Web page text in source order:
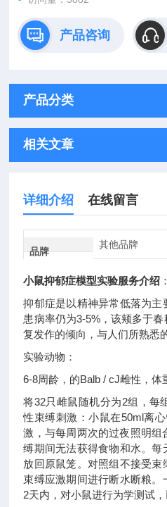
产品咨询
产品分类
相关文章
详细介绍 在线留言
品牌
其他品牌
小鼠抑郁症模型实验服务介绍 ：
抑郁症是以精神异常低落为主
患病率仍为3-5%，该颊多于
复发作的倾向，与人们所熟悉
实验动物：
6-8周龄，的Balb / cJ雌性，体
将32只雌鼠随机分为2组，每
性束缚刺激：小鼠在50ml离
激，与每周两次的过夜照明组
缚期间无法获得食物和水。
放回原鼠笼。对照组不接受
束缚应激期间进行断水断粮
2天内，对小鼠进行为学测试，